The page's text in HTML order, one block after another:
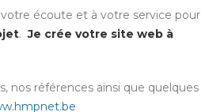
votre écoute et à votre service pour
.Je crée votre site web à
nos références ainsi que quelques